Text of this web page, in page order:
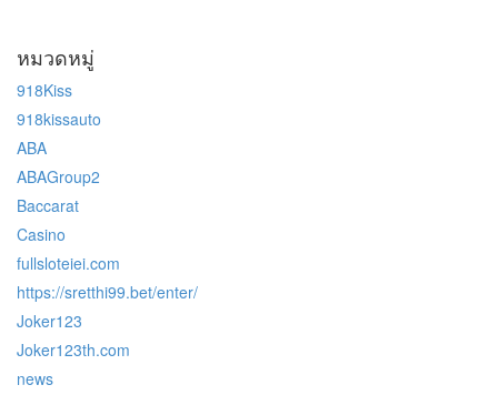
หมวดหมู่
918Kiss
918kissauto
ABA
ABAGroup2
Baccarat
Casino
fullsloteiei.com
https://sretthi99.bet/enter/
Joker123
Joker123th.com
news